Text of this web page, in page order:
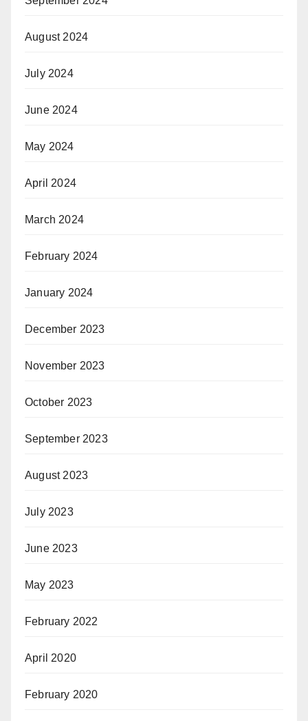
August 2024
July 2024
June 2024
May 2024
April 2024
March 2024
February 2024
January 2024
December 2023
November 2023
October 2023
September 2023
August 2023
July 2023
June 2023
May 2023
February 2022
April 2020
February 2020